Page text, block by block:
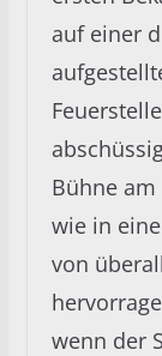
auf einer
Bühne
wie in
von
wenn der